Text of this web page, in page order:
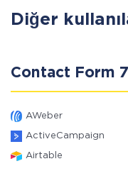
Diğer
Contact Form 7
AWeber
ActiveCampaign
Airtable